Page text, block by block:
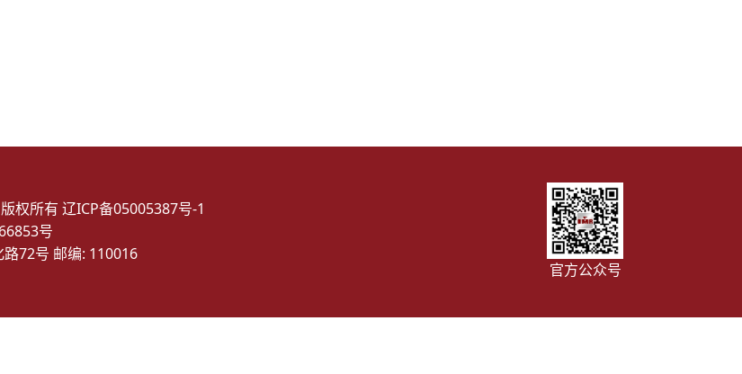
权所有 辽ICP备05005387号-1
号
72号 邮编: 110016
官方公众号